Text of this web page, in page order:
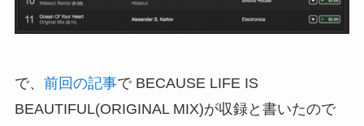
で、 前回の記事で BECAUSE LIFE IS
BEAUTIFUL(ORIGINAL MIX)が収録と書いたので